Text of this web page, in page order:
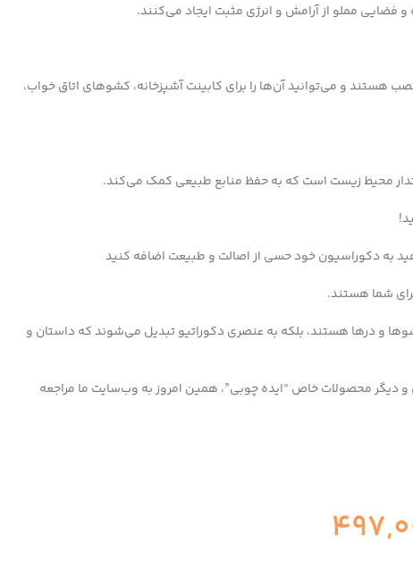
مملو از آرامش و انرژی مثبت ایجاد می‌کنند.
هستند و می‌توانید آن‌ها را برای کابینت آشپزخانه، کشوهای اتاق خواب،
محیط زیست است که به حفظ منابع طبیعی کمک می‌کند.
به دکوراسیون خود حسی از اصالت و طبیعت اضافه کنید
شما هستند.
و درها هستند، بلکه به عنصری دکوراتیو تبدیل می‌شوند که داستان و
محصولات خاص “ایده چوبی”، همین امروز به وب‌سایت ما مراجعه